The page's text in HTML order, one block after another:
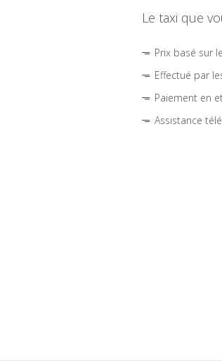
Le taxi que
Prix basé sur
Effectué par
Paiement en
Assistance